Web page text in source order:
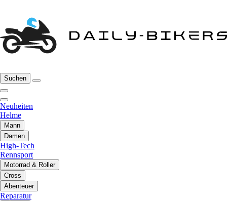
Suchen
Neuheiten
Helme
Mann
Damen
High-Tech
Rennsport
Motorrad & Roller
Cross
Abenteuer
Reparatur